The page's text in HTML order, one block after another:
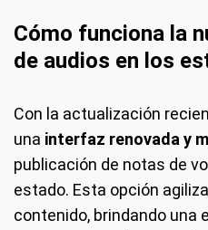
Cómo funciona la
de audios en los
Con la actualización
una interfaz renovada y
publicación de notas de
estado. Esta opción
contenido, brindando una